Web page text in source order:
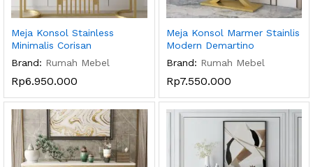
Meja Konsol Stainless
Minimalis Corisan
Brand: Rumah Mebel
Rp6.950.000
Meja Konsol Marmer Stainlis
Modern Demartino
Brand: Rumah Mebel
Rp7.550.000